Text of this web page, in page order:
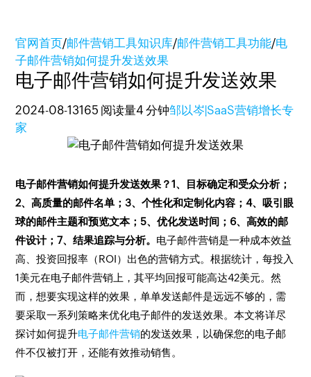
官网首页/邮件营销工具知识库/邮件营销工具功能/电
子邮件营销如何提升发送效果
电子邮件营销如何提升发送效果
2024-08-13165 阅读量4 分钟邹以岑|SaaS营销增长专
家
电子邮件营销如何提升发送效果？1、目标确定和受众分析；
2、高质量的邮件名单；3、个性化和定制化内容；4、吸引眼
球的邮件主题和预览文本；5、优化发送时间；6、高效的邮
件设计；7、结果追踪与分析。 电子邮件营销是一种成本效益
高、投资回报率（ROI）出色的营销方式。根据统计，每投入
1美元在电子邮件营销上，其平均回报可能高达42美元。然
而，想要实现这样的效果，单单发送邮件是远远不够的，需
要采取一系列策略来优化电子邮件的发送效果。本文将详尽
探讨如何提升电子邮件营销的发送效果，以确保您的电子邮
件不仅被打开，还能有效推动销售。